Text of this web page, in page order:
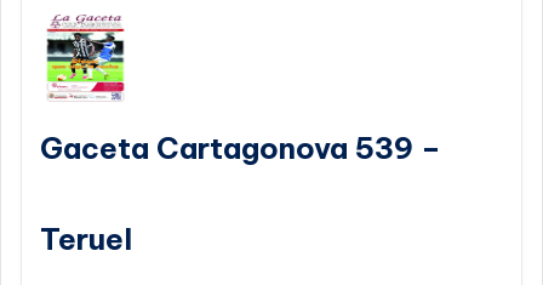
Gaceta Cartagonova 539 –
Teruel